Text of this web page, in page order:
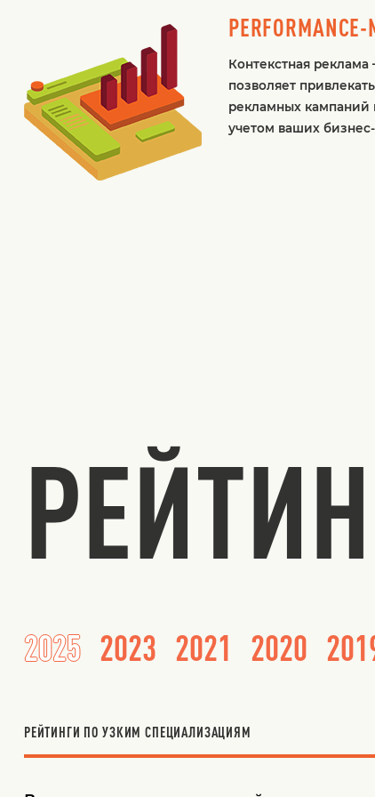
Контекстная
позволяет
рекламных кампаний
учетом ваших
2025 2023 2021 2020
РЕЙТИНГИ ПО УЗКИМ СПЕЦИАЛИЗАЦИЯМ